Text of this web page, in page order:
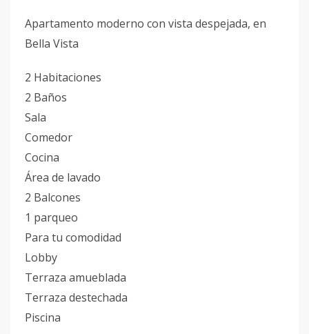
Apartamento moderno con vista despejada, en
Bella Vista
2 Habitaciones
2 Baños
Sala
Comedor
Cocina
Área de lavado
2 Balcones
1 parqueo
Para tu comodidad
Lobby
Terraza amueblada
Terraza destechada
Piscina